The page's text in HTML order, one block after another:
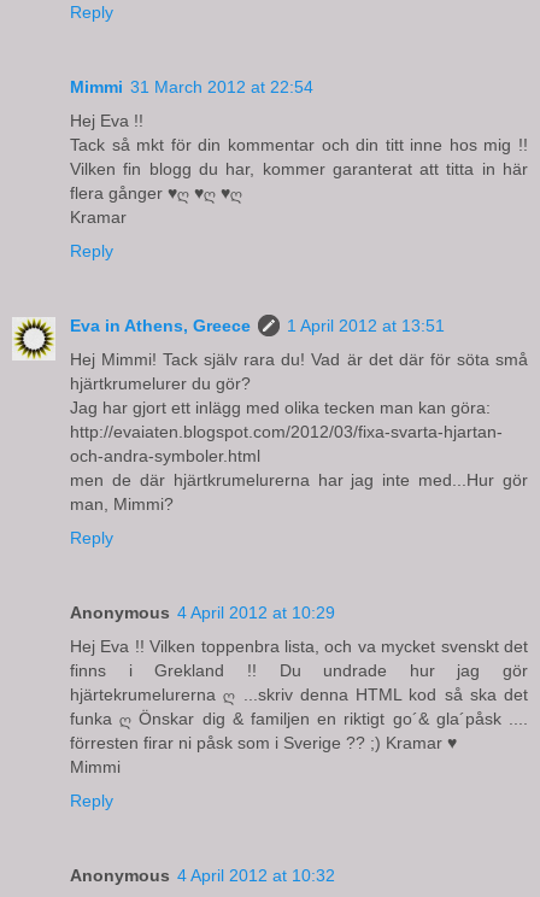
Reply
Mimmi 31 March 2012 at 22:54
Hej Eva !!
Tack så mkt för din kommentar och din titt inne hos mig !!
Vilken fin blogg du har, kommer garanterat att titta in här
flera gånger ♥ღ ♥ღ ♥ღ
Kramar
Reply
Eva in Athens, Greece
1 April 2012 at 13:51
Hej Mimmi! Tack själv rara du! Vad är det där för söta små
hjärtkrumelurer du gör?
Jag har gjort ett inlägg med olika tecken man kan göra:
http://evaiaten.blogspot.com/2012/03/fixa-svarta-hjartan-
och-andra-symboler.html
men de där hjärtkrumelurerna har jag inte med...Hur gör
man, Mimmi?
Reply
Anonymous 4 April 2012 at 10:29
Hej Eva !! Vilken toppenbra lista, och va mycket svenskt det
finns i Grekland !! Du undrade hur jag gör
hjärtekrumelurerna ღ ...skriv denna HTML kod så ska det
funka ღ Önskar dig & familjen en riktigt go´& gla´påsk ....
förresten firar ni påsk som i Sverige ?? ;) Kramar ♥
Mimmi
Reply
Anonymous 4 April 2012 at 10:32